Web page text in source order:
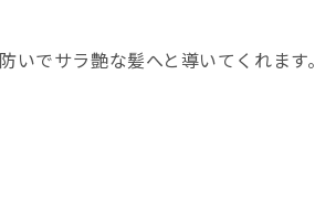
でサラ艶な髪へと導いてくれます。